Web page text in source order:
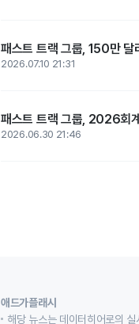
패스트 트랙 그룹, 150만 달
2026.07.10 21:31
패스트 트랙 그룹, 2026회
2026.06.30 21:46
애드가플래시
해당 뉴스는 데이터히어로의